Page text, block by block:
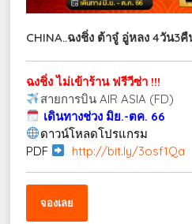
CHINA..ฉงชิ่ง ต้าจู๋ อู่หลง 4วัน3คื
ฉงชิ่ง ไม่เข้าร้าน ฟรีวีซ่า !!!
สายการบิน AIR ASIA (FD)
เดินทางช่วง มิย.-ตค. 66
ดาวน์โหลดโปรแกรม
PDF
http://bit.ly/3osf1Qa
จองเลย